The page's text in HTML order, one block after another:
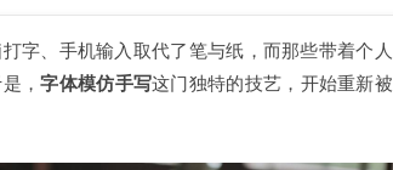
字、手机输入取代了笔与纸，而那些带着个人
，字体模仿手写这门独特的技艺，开始重新被